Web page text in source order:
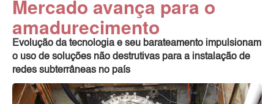
Mercado avança para o
amadurecimento
Evolução da tecnologia e seu barateamento impulsionam
o uso de soluções não destrutivas para a instalação de
redes subterrâneas no país